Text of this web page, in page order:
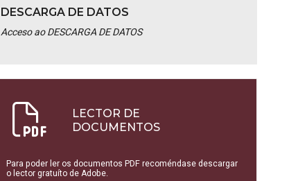
DESCARGA DE DATOS
Acceso ao DESCARGA DE DATOS
LECTOR DE
DOCUMENTOS
Para poder ler os documentos PDF recoméndase descargar
o lector gratuíto de Adobe.